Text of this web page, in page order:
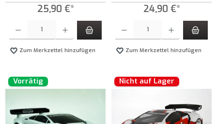
25,90 €*
Zum Merkzettel hinzufügen
24,90 €*
Zum Merkzettel hinzufügen
Vorrätig Nicht auf Lager